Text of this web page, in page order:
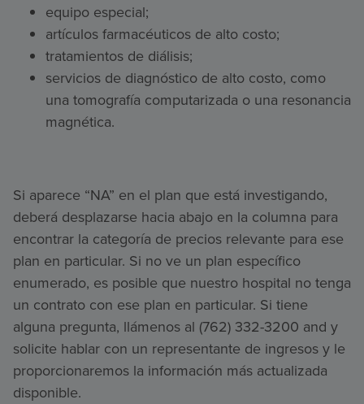
equipo especial;
artículos farmacéuticos de alto costo;
tratamientos de diálisis;
servicios de diagnóstico de alto costo, como
una tomografía computarizada o una resonancia
magnética.
Si aparece “NA” en el plan que está investigando,
deberá desplazarse hacia abajo en la columna para
encontrar la categoría de precios relevante para ese
plan en particular. Si no ve un plan específico
enumerado, es posible que nuestro hospital no tenga
un contrato con ese plan en particular. Si tiene
alguna pregunta, llámenos al (762) 332-3200 and y
solicite hablar con un representante de ingresos y le
proporcionaremos la información más actualizada
disponible.